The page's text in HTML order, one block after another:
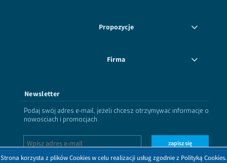
Propozycje
Firma
Newsletter
Podaj swój adres e-mail, jeżeli chcesz otrzymywać informacje o
nowościach i promocjach.
zapisz się
Strona korzysta z plików Cookies w celu realizacji usług zgodnie z Polityką Cookies.